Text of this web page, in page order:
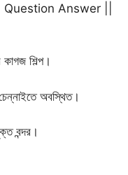
Answer ||
শিল্প।
অবস্থিত।
বন্দর।